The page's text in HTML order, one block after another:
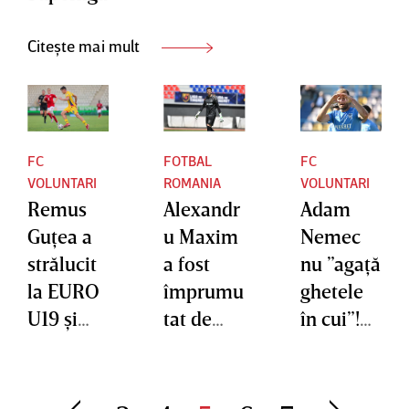
Citește mai mult
FC
VOLUNTARI
Remus
Guţea a
strălucit
la EURO
U19 şi
FOTBAL
ROMANIA
Alexandr
u Maxim
a fost
împrumu
tat de
echipă
FC
VOLUNTARI
Adam
Nemec
nu ”agaţă
ghetele
în cui”!